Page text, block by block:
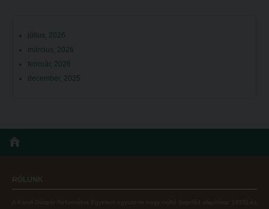
július, 2026
március, 2026
február, 2026
december, 2025
RÓLUNK
A Károli Gáspár Református Egyetem egyszerre nagy múltú (jogelőd alapítása: 1855) és